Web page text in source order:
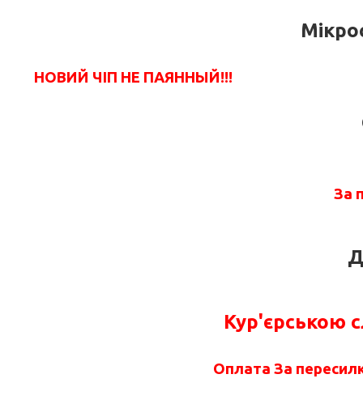
НОВИЙ ЧІП НЕ ПАЯННЫЙ!!!
За
Кур'єрською
Оплата За